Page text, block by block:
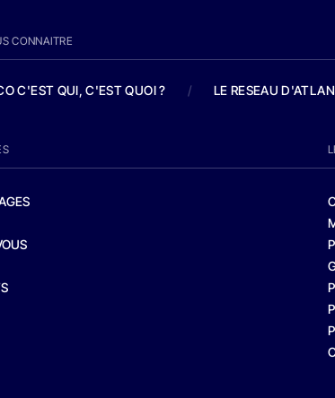
CONNAITRE
C'EST QUI, C'EST QUOI ? / LE RESEAU